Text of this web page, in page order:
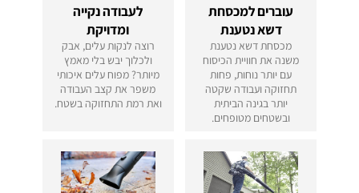
עוברים למכסחת
דשא נטענת
מכסחת דשא נטענת
משנה את חוויית הכיסוח
עם יותר נוחות, פחות
תחזוקה ועבודה שקטה
יותר בגינה הביתית
ובשטחים מטופחים.
לעבודה נקייה
ומדויקת
רוצה לנקות עלים, אבק
ולכלוך יבש בלי מאמץ
מיותר? מפוח עלים איכותי
משפר את קצב העבודה
ואת רמת התחזוקה בשטח.